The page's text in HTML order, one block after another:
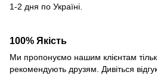
1-2 дня по Україні.
100% Якість
Ми пропонуємо нашим клієнтам
рекомендують друзям. Дивіться